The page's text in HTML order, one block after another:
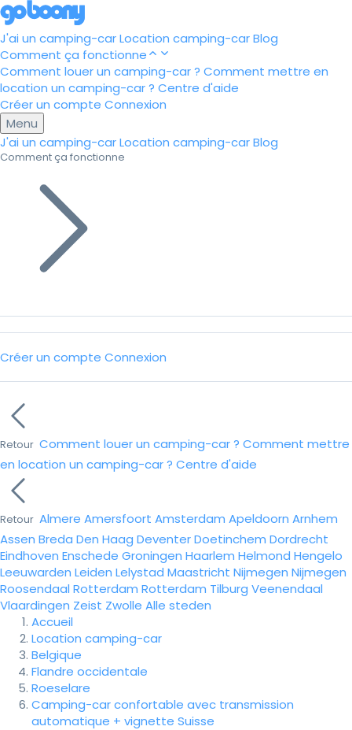
J'ai un camping-carLocation camping-carBlog
Comment ça fonctionne
Comment louer un camping-car ? Comment mettre en
location un camping-car ? Centre d'aide
Créer un compte Connexion
Menu
J'ai un camping-carLocation camping-carBlog
Comment ça fonctionne
Créer un compte Connexion
Retour Comment louer un camping-car ? Comment mettre
en location un camping-car ? Centre d'aide
Retour Almere Amersfoort Amsterdam Apeldoorn Arnhem
Assen Breda Den Haag DeventerDoetinchem Dordrecht
Eindhoven Enschede Groningen Haarlem Helmond Hengelo
Leeuwarden Leiden Lelystad Maastricht Nijmegen Nijmegen
Roosendaal Rotterdam Rotterdam Tilburg Veenendaal
Vlaardingen Zeist Zwolle Alle steden
Accueil
Location camping-car
Belgique
Flandre occidentale
Roeselare
Camping-car confortable avec transmission
automatique + vignette Suisse